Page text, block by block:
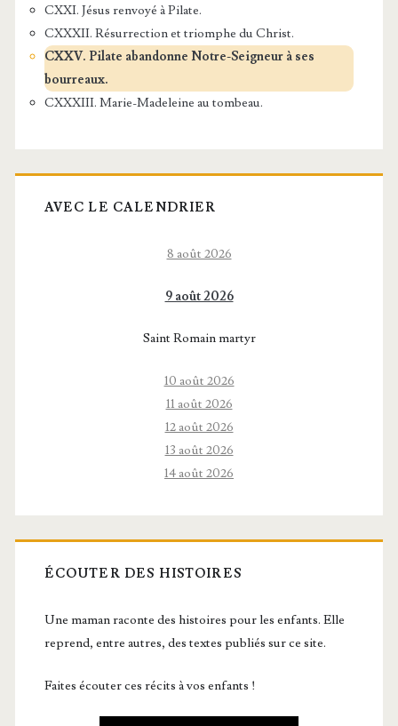
CXXI. Jésus renvoyé à Pilate.
CXXXII. Résurrection et triomphe du Christ.
CXXV. Pilate abandonne Notre-Seigneur à ses
bourreaux.
CXXXIII. Marie-Madeleine au tombeau.
AVEC LE CALENDRIER
8 août 2026
9 août 2026
Saint Romain martyr
10 août 2026
11 août 2026
12 août 2026
13 août 2026
14 août 2026
ÉCOUTER DES HISTOIRES
Une maman raconte des histoires pour les enfants. Elle
reprend, entre autres, des textes publiés sur ce site.
Faites écouter ces récits à vos enfants !